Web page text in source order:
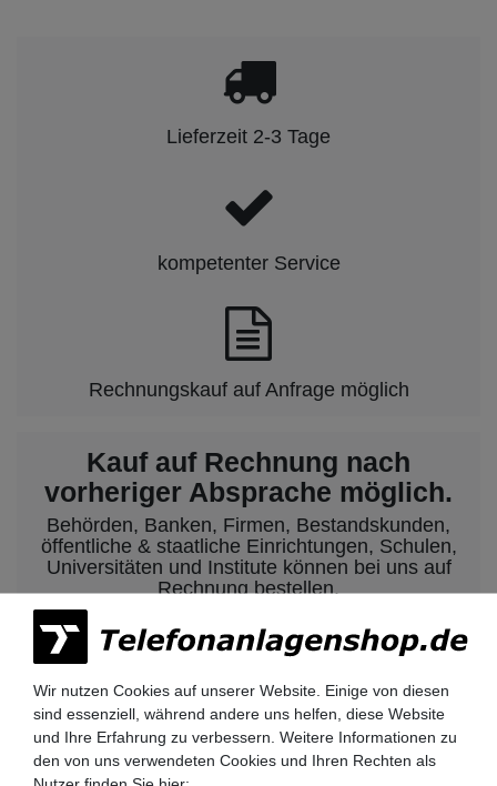
Lieferzeit 2-3 Tage
kompetenter Service
Rechnungskauf auf Anfrage möglich
Kauf auf Rechnung nach
vorheriger Absprache möglich.
Behörden, Banken, Firmen, Bestandskunden,
öffentliche & staatliche Einrichtungen, Schulen,
Universitäten und Institute können bei uns auf
Rechnung bestellen.
Nehmen Sie dazu einfach telefonisch oder per
Email Kontakt mit uns auf.
Siemens HiPath 3000 Telefonanlagen
Siemens HiPath 3350 / 3550
Siemens HiPath 3300 / 3500
Wir nutzen Cookies auf unserer Website. Einige von diesen
sind essenziell, während andere uns helfen, diese Website
und Ihre Erfahrung zu verbessern. Weitere Informationen zu
den von uns verwendeten Cookies und Ihren Rechten als